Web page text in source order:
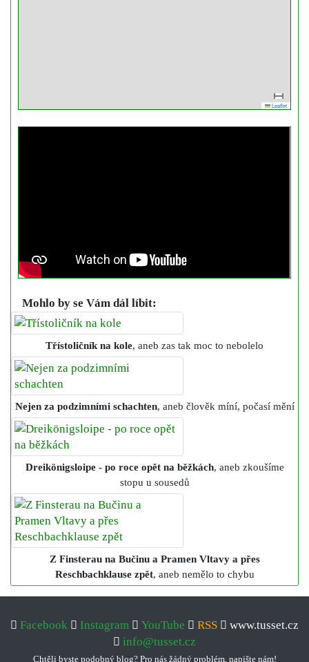
Leaflet
Mohlo by se Vám dál líbit:
Třístoličník na kole, aneb zas tak moc to nebolelo
Nejen za podzimními schachten, aneb člověk míní, počasí mění
Dreikönigsloipe - po roce opět na běžkách, aneb zkoušíme
stopu u sousedů
Z Finsterau na Bučinu a Pramen Vltavy a přes
Reschbachklause zpět, aneb nemělo to chybu
Facebook Instagram YouTube RSS
www.tusset.cz
info@tusset.cz
Chtěli byste podobný blog? Pro nás žádný problém, napište nám!